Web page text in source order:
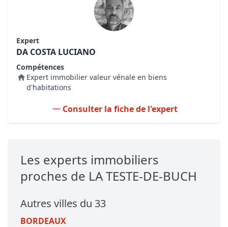
Expert
DA COSTA LUCIANO
Compétences
Expert immobilier valeur vénale en biens
d'habitations
Consulter la fiche de l'expert
Les experts immobiliers
proches de LA TESTE-DE-BUCH
Autres villes du 33
BORDEAUX